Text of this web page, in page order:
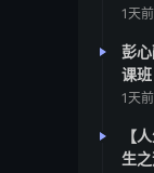
1天前
彭
课班
1天前
【
生